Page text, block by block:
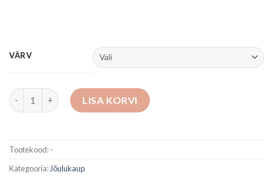
VÄRV
Jõulukuusk kogus LISA KORVI
Tootekood:-
Kategooria: Jõulukaup